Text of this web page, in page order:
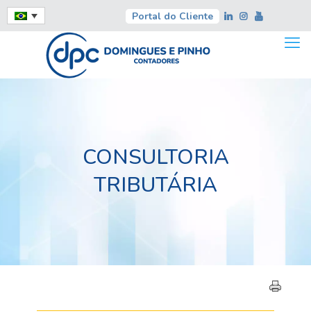
Portal do Cliente
CONSULTORIA
TRIBUTÁRIA